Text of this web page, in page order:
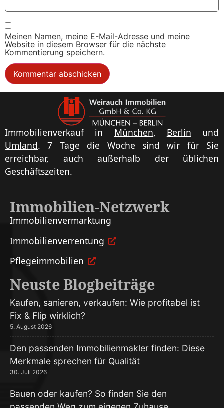
Meinen Namen, meine E-Mail-Adresse und meine
Website in diesem Browser für die nächste
Kommentierung speichern.
Immobilienverkauf in München, Berlin und
Umland. 7 Tage die Woche sind wir für Sie
erreichbar, auch außerhalb der üblichen
Geschäftszeiten.
Immobilien-Netzwerk
Immobilien­vermarktung
Immobilien­verrentung
Pflege­immobilien
Neuste Blogbeiträge
Kaufen, sanieren, verkaufen: Wie profitabel ist
Fix & Flip wirklich?
5. August 2026
Den passenden Immobilienmakler finden: Diese
Merkmale sprechen für Qualität
30. Juli 2026
Bauen oder kaufen? So finden Sie den